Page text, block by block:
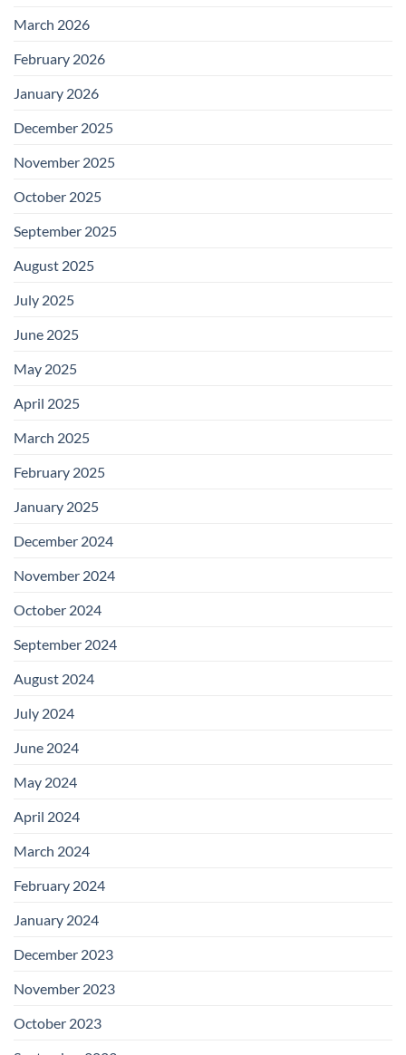
March 2026
February 2026
January 2026
December 2025
November 2025
October 2025
September 2025
August 2025
July 2025
June 2025
May 2025
April 2025
March 2025
February 2025
January 2025
December 2024
November 2024
October 2024
September 2024
August 2024
July 2024
June 2024
May 2024
April 2024
March 2024
February 2024
January 2024
December 2023
November 2023
October 2023